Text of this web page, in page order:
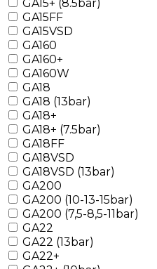
GA15+ (8.5bar)
GA15FF
GA15VSD
GA160
GA160+
GA160W
GA18
GA18 (13bar)
GA18+
GA18+ (7.5bar)
GA18FF
GA18VSD
GA18VSD (13bar)
GA200
GA200 (10-13-15bar)
GA200 (7,5-8,5-11bar)
GA22
GA22 (13bar)
GA22+